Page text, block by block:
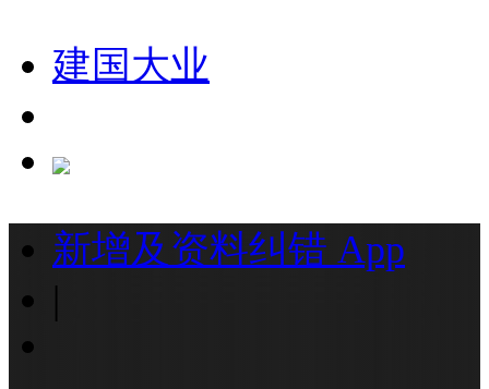
建国大业
新增及资料纠错 App
|